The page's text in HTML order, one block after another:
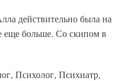
действительно была на
еще больше. Со скипом в
Психолог, Психиатр,